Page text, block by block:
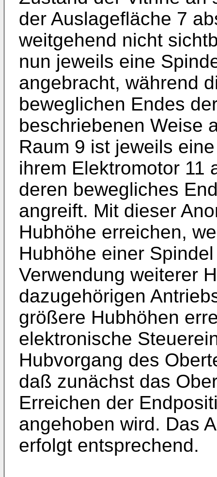
der Auslagefläche 7
weitgehend nicht
nun jeweils eine
angebracht, während
beweglichen Endes
beschriebenen Weise
Raum 9 ist jeweils
ihrem Elektromotor 11
deren bewegliches
angreift. Mit dieser
Hubhöhe erreichen,
Hubhöhe einer
Verwendung weiterer
dazugehörigen
größere Hubhöhen
elektronische
Hubvorgang des
daß zunächst das
Erreichen der
angehoben wird. Das
erfolgt entsprechend.